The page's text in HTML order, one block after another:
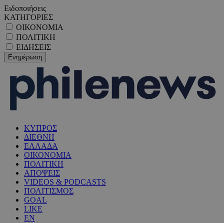
Ειδοποιήσεις
ΚΑΤΗΓΟΡΙΕΣ
ΟΙΚΟΝΟΜΙΑ
ΠΟΛΙΤΙΚΗ
ΕΙΔΗΣΕΙΣ
ΚΥΠΡΟΣ
ΔΙΕΘΝΗ
ΕΛΛΑΔΑ
ΟΙΚΟΝΟΜΙΑ
ΠΟΛΙΤΙΚΗ
ΑΠΟΨΕΙΣ
VIDEOS & PODCASTS
ΠΟΛΙΤΙΣΜΟΣ
GOAL
LIKE
EN